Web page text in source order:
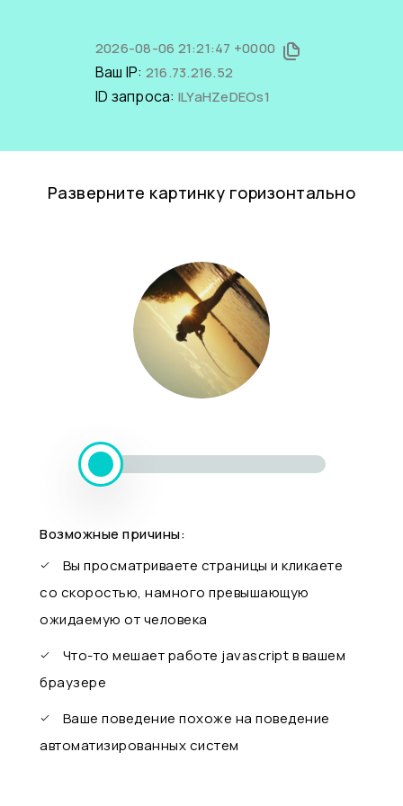
2026-08-06 21:21:47 +0000
Ваш IP: 216.73.216.52
ID запроса: lLYaHZeDEOs1
Разверните картинку горизонтально
Возможные причины:
Вы просматриваете страницы и кликаете
со скоростью, намного превышающую
ожидаемую от человека
Что-то мешает работе javascript в вашем
браузере
Ваше поведение похоже на поведение
автоматизированных систем